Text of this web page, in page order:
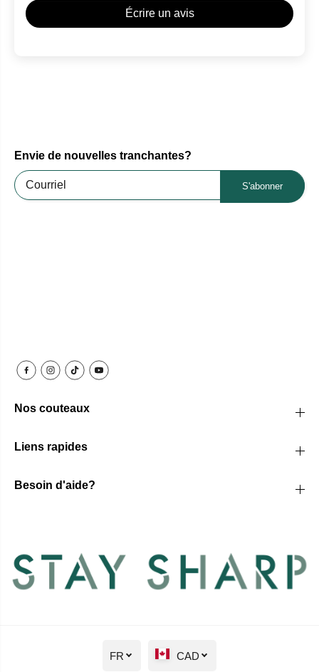
Écrire un avis
Envie de nouvelles tranchantes?
S'abonner
Nos couteaux
Liens rapides
Besoin d'aide?
FR CAD